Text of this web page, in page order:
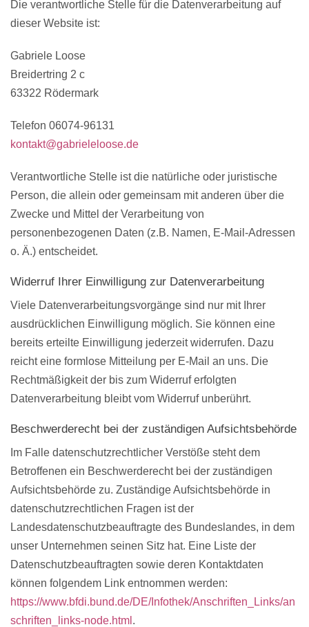
Die verantwortliche Stelle für die Datenverarbeitung auf
dieser Website ist:
Gabriele Loose
Breidertring 2 c
63322 Rödermark
Telefon 06074-96131
kontakt@gabrieleloose.de
Verantwortliche Stelle ist die natürliche oder juristische
Person, die allein oder gemeinsam mit anderen über die
Zwecke und Mittel der Verarbeitung von
personenbezogenen Daten (z.B. Namen, E-Mail-Adressen
o. Ä.) entscheidet.
Widerruf Ihrer Einwilligung zur Datenverarbeitung
Viele Datenverarbeitungsvorgänge sind nur mit Ihrer
ausdrücklichen Einwilligung möglich. Sie können eine
bereits erteilte Einwilligung jederzeit widerrufen. Dazu
reicht eine formlose Mitteilung per E-Mail an uns. Die
Rechtmäßigkeit der bis zum Widerruf erfolgten
Datenverarbeitung bleibt vom Widerruf unberührt.
Beschwerderecht bei der zuständigen Aufsichtsbehörde
Im Falle datenschutzrechtlicher Verstöße steht dem
Betroffenen ein Beschwerderecht bei der zuständigen
Aufsichtsbehörde zu. Zuständige Aufsichtsbehörde in
datenschutzrechtlichen Fragen ist der
Landesdatenschutzbeauftragte des Bundeslandes, in dem
unser Unternehmen seinen Sitz hat. Eine Liste der
Datenschutzbeauftragten sowie deren Kontaktdaten
können folgendem Link entnommen werden:
https://www.bfdi.bund.de/DE/Infothek/Anschriften_Links/an
schriften_links-node.html .